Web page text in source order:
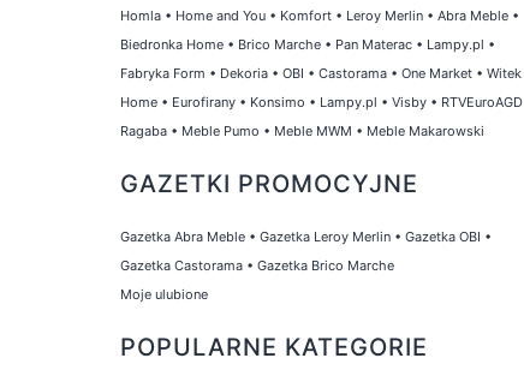
Homla • Home and You • Komfort • Leroy Merlin • Abra Meble •
Biedronka Home • Brico Marche • Pan Materac • Lampy.pl •
Fabryka Form • Dekoria • OBI • Castorama • One Market • Witek
Home • Eurofirany • Konsimo • Lampy.pl • Visby • RTVEuroAGD
Ragaba • Meble Pumo • Meble MWM • Meble Makarowski
GAZETKI PROMOCYJNE
Gazetka Abra Meble • Gazetka Leroy Merlin • Gazetka OBI •
Gazetka Castorama • Gazetka Brico Marche
Moje ulubione
POPULARNE KATEGORIE